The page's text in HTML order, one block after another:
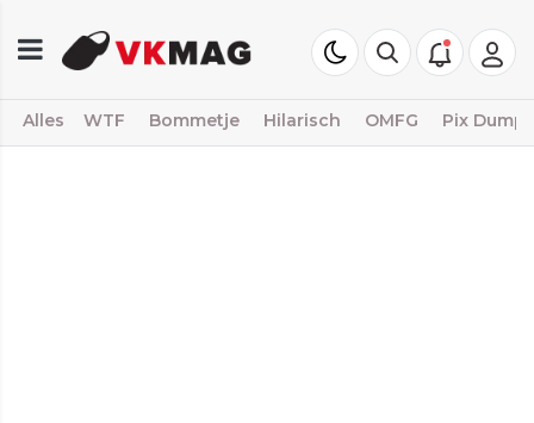
Alles WTF Bommetje Hilarisch OMFG Pix Dump